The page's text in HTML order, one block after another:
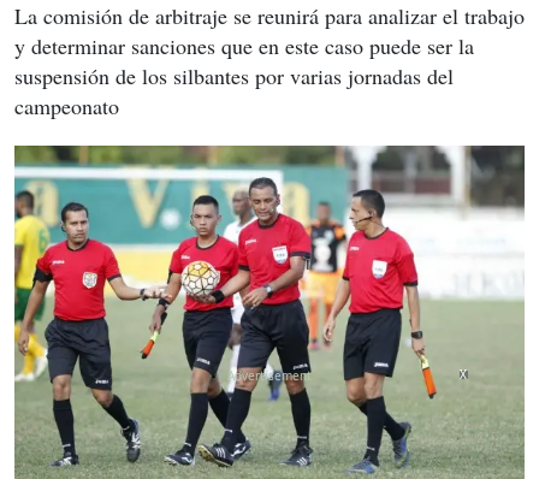
La comisión de arbitraje se reunirá para analizar el trabajo
y determinar sanciones que en este caso puede ser la
suspensión de los silbantes por varias jornadas del
campeonato
X
X